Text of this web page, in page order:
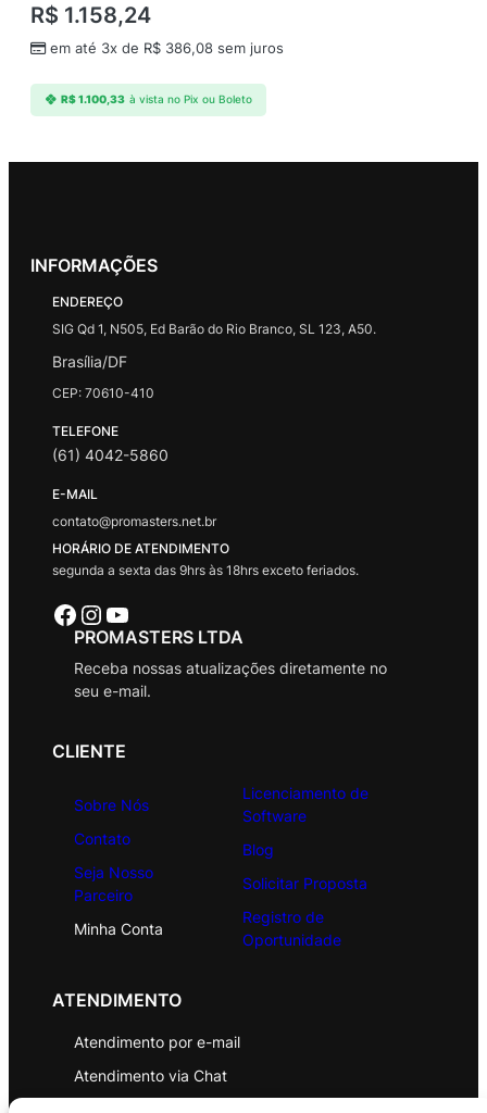
R$ 1.158,24
em até 3x de R$ 386,08 sem juros
R$1.100,33 à vista no Pix ou Boleto
INFORMAÇÕES
ENDEREÇO
SIG Qd 1, N505, Ed Barão do Rio Branco, SL 123, A50.
Brasília/DF
CEP: 70610-410
TELEFONE
(61) 4042-5860
E-MAIL
contato@promasters.net.br
HORÁRIO DE ATENDIMENTO
segunda a sexta das 9hrs às 18hrs exceto feriados.
Facebook Instagram Youtube
PROMASTERS LTDA
Receba nossas atualizações diretamente no
seu e-mail.
CLIENTE
Sobre Nós
Contato
Seja Nosso
Parceiro
Minha Conta
Licenciamento de
Software
Blog
Solicitar Proposta
Registro de
Oportunidade
ATENDIMENTO
Atendimento por e-mail
Atendimento via Chat